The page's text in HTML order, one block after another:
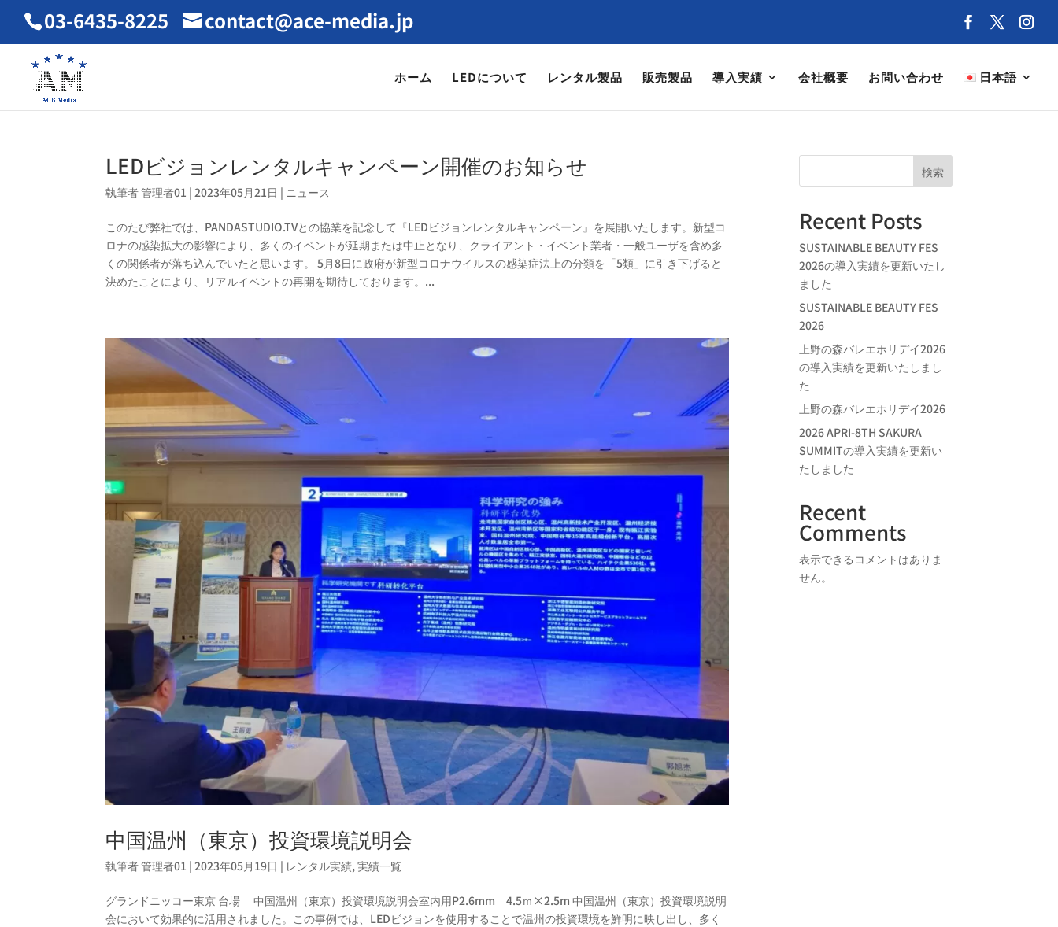
03-6435-8225 contact@ace-media.jp
ホーム LEDについて レンタル製品 販売製品 導入実績 会社概要 お問い合わせ 日本語
LEDビジョンレンタルキャンペーン開催のお知らせ
執筆者管理者01 |2023年05月21日 | ニュース
このたび弊社では、PANDASTUDIO.TVとの協業を記念して『LEDビジョンレンタルキャンペーン』を展開いたします。新型コ
ロナの感染拡大の影響により、多くのイベントが延期または中止となり、クライアント・イベント業者・一般ユーザを含め多
くの関係者が落ち込んでいたと思います。 5月8日に政府が新型コロナウイルスの感染症法上の分類を「5類」に引き下げると
決めたことにより、リアルイベントの再開を期待しております。...
中国温州（東京）投資環境説明会
執筆者管理者01 | 2023年05月19日 | レンタル実績,実績一覧
グランドニッコー東京 台場 中国温州（東京）投資環境説明会室内用P2.6mm 4.5ｍ×2.5m 中国温州（東京）投資環境説明
会において効果的に活用されました。この事例では、LEDビジョンを使用することで温州の投資環境を鮮明に映し出し、多く
検索
Recent Posts
SUSTAINABLE BEAUTY FES
2026の導入実績を更新いたし
ました
SUSTAINABLE BEAUTY FES
2026
上野の森バレエホリデイ2026
の導入実績を更新いたしまし
た
上野の森バレエホリデイ2026
2026 APRI-8TH SAKURA
SUMMITの導入実績を更新い
たしました
Recent
Comments
表示できるコメントはありま
せん。